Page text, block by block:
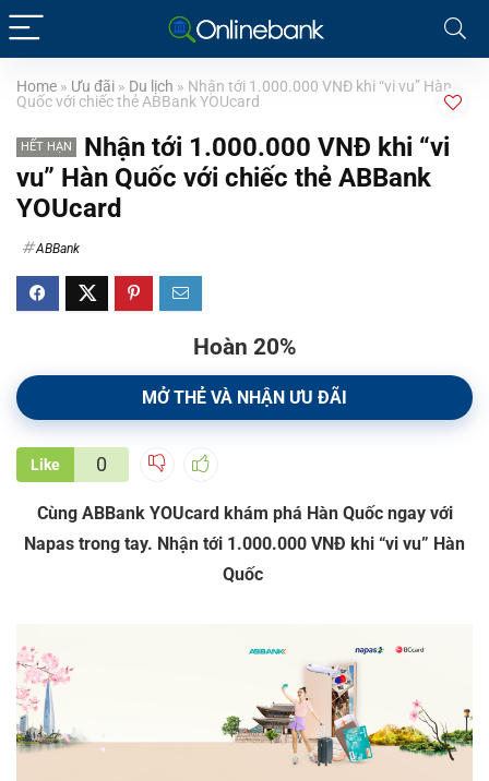
Home » Ưu đãi » Du lịch » Nhận tới 1.000.000 VNĐ khi “vi vu” Hàn
Quốc với chiếc thẻ ABBank YOUcard
HẾT HẠN
Nhận tới 1.000.000 VNĐ khi “vi
vu” Hàn Quốc với chiếc thẻ ABBank
YOUcard
ABBank
Hoàn 20%
MỞ THẺ VÀ NHẬN ƯU ĐÃI
Like 0
Cùng ABBank YOUcard khám phá Hàn Quốc ngay với
Napas trong tay. Nhận tới 1.000.000 VNĐ khi “vi vu” Hàn
Quốc